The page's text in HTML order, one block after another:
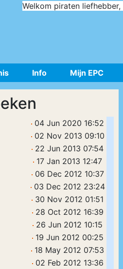
Welkom piraten liefhebber,
Info Mijn EPC
04 Jun 2020 16:52
02 Nov 2013 09:10
22 Jun 2013 07:54
17 Jan 2013 12:47
06 Dec 2012 10:37
03 Dec 2012 23:24
30 Nov 2012 01:51
28 Oct 2012 16:39
26 Jun 2012 10:15
19 Jun 2012 00:25
18 May 2012 07:53
02 Feb 2012 13:36